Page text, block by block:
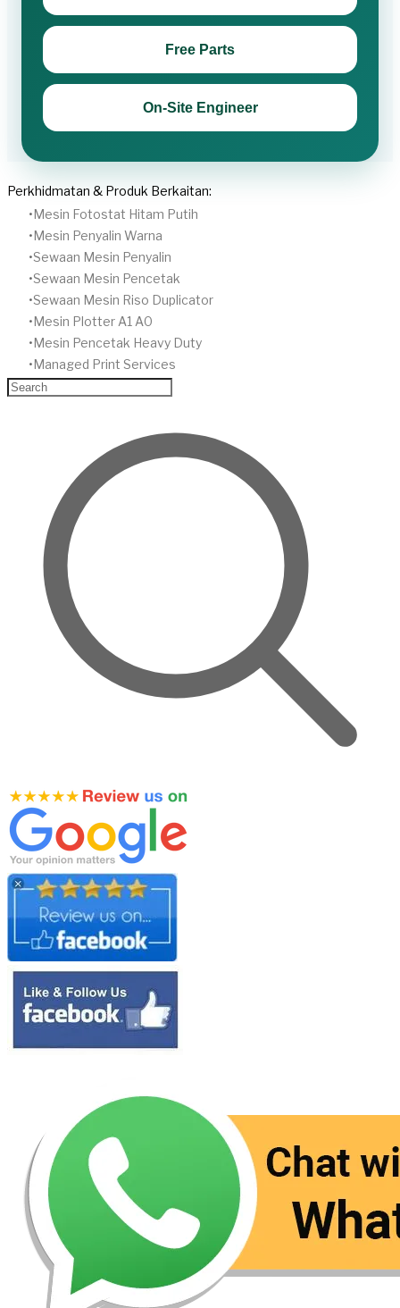
Free Parts
On-Site Engineer
Perkhidmatan & Produk Berkaitan:
Mesin Fotostat Hitam Putih
​Mesin Penyalin Warna
​Sewaan Mesin Penyalin
​Sewaan Mesin Pencetak
Sewaan Mesin Riso Duplicator
Mesin Plotter A1 A0
Mesin Pencetak Heavy Duty
Managed Print Services